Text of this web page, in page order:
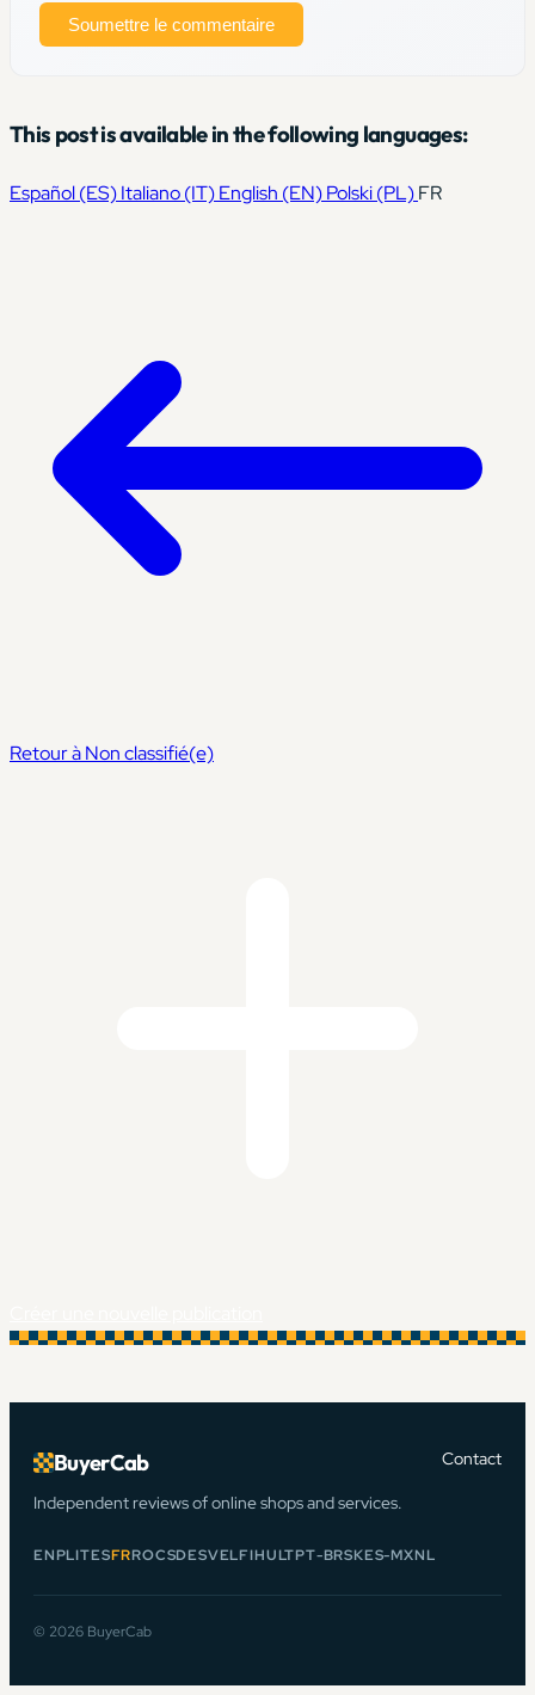
Soumettre le commentaire
This post is available in the following languages:
Español(ES)Italiano(IT)English (EN)Polski(PL)FR
Retour à Non classifié(e)
BuyerCab
Independent reviews of online shops and services.
Contact
ENPLITESFRROCSDESVELFIHULTPT-BRSKES-MXNL
© 2026 BuyerCab